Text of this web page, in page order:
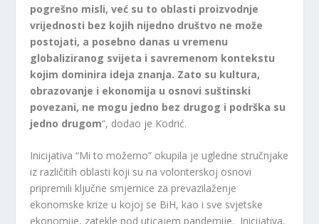
pogrešno misli, već su to oblasti proizvodnje
vrijednosti bez kojih nijedno društvo ne može
postojati, a posebno danas u vremenu
globaliziranog svijeta i savremenom kontekstu
kojim dominira ideja znanja. Zato su kultura,
obrazovanje i ekonomija u osnovi suštinski
povezani, ne mogu jedno bez drugog i podrška su
jedno drugom“, dodao je Kodrić.
Inicijativa “Mi to možemo” okupila je ugledne stručnjake
iz različitih oblasti koji su na volonterskoj osnovi
pripremili ključne smjernice za prevazilaženje
ekonomske krize u kojoj se BiH, kao i sve svjetske
ekonomije, zatekle pod uticajem pandemije. Inicijativa,